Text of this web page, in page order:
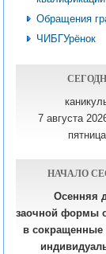
Обращения
ЧИБГУрёнок
7 августа
пятница
НАЧАЛО
Осенняя
заочной формы
в сокращенные